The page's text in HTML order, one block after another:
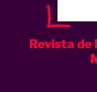
Revista de